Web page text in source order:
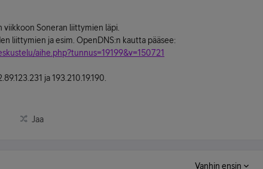
viikkoon Soneran liittymien läpi.
liittymien ja esim. OpenDNS:n kautta pääsee:
aihe.php?tunnus=19199&v=150721
ja 193.210.19.190.
Jaa
Vanhin ensin